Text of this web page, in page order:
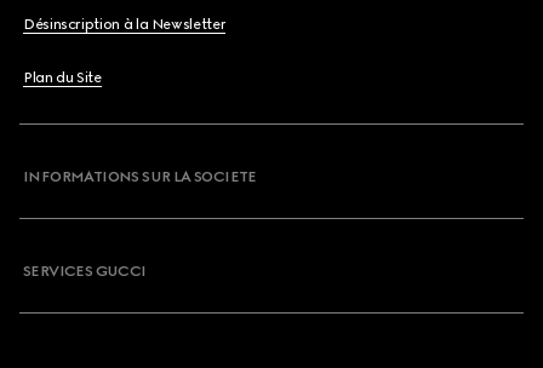
Désinscription à la Newsletter
Plan du Site
INFORMATIONS SUR LA SOCIETE
SERVICES GUCCI